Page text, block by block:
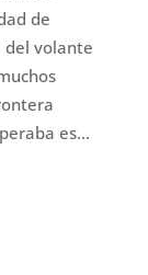
de
del volante
es...